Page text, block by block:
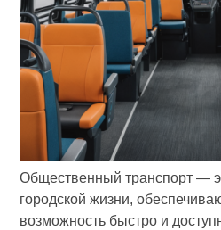
Общественный транспорт —
городской жизни,
возможность быстро и